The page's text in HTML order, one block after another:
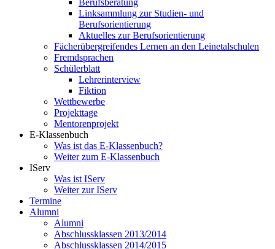
Berufsberatung
Linksammlung zur Studien- und
Berufsorientierung
Aktuelles zur Berufsorientierung
Fächerübergreifendes Lernen an den Leinetalschulen
Fremdsprachen
Schülerblatt
Lehrerinterview
Fiktion
Wettbewerbe
Projekttage
Mentorenprojekt
E-Klassenbuch
Was ist das E-Klassenbuch?
Weiter zum E-Klassenbuch
IServ
Was ist IServ
Weiter zur IServ
Termine
Alumni
Alumni
Abschlussklassen 2013/2014
Abschlussklassen 2014/2015